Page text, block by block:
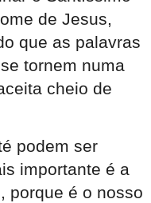
de Jesus,
que as palavras
tornem numa
cheio de
podem ser
importante é a
porque é o nosso